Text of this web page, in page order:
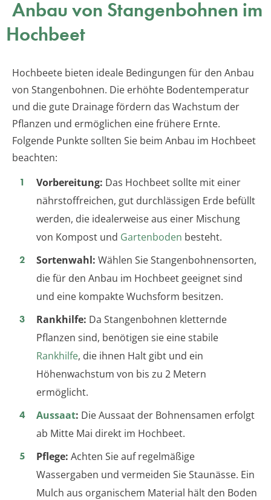
Anbau von Stangenbohnen im
Hochbeet
Hochbeete bieten ideale Bedingungen für den Anbau
von Stangenbohnen. Die erhöhte Bodentemperatur
und die gute Drainage fördern das Wachstum der
Pflanzen und ermöglichen eine frühere Ernte.
Folgende Punkte sollten Sie beim Anbau im Hochbeet
beachten:
Vorbereitung: Das Hochbeet sollte mit einer
nährstoffreichen, gut durchlässigen Erde befüllt
werden, die idealerweise aus einer Mischung
von Kompost und Gartenboden besteht.
Sortenwahl: Wählen Sie Stangenbohnensorten,
die für den Anbau im Hochbeet geeignet sind
und eine kompakte Wuchsform besitzen.
Rankhilfe: Da Stangenbohnen kletternde
Pflanzen sind, benötigen sie eine stabile
Rankhilfe, die ihnen Halt gibt und ein
Höhenwachstum von bis zu 2 Metern
ermöglicht.
Aussaat: Die Aussaat der Bohnensamen erfolgt
ab Mitte Mai direkt im Hochbeet.
Pflege: Achten Sie auf regelmäßige
Wassergaben und vermeiden Sie Staunässe. Ein
Mulch aus organischem Material hält den Boden